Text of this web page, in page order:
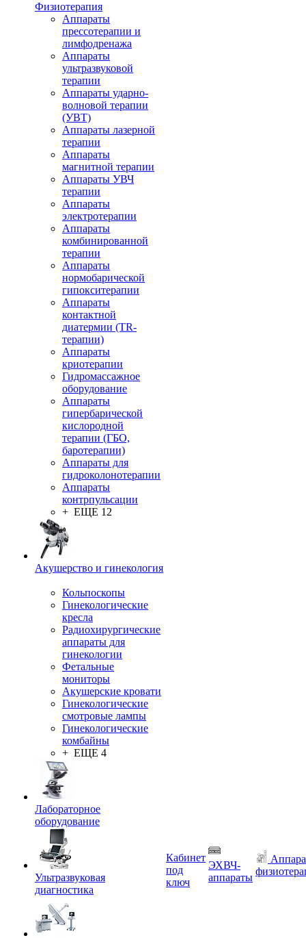
Физиотерапия
Аппараты
прессотерапии и
лимфодренажа
Аппараты
ультразвуковой
терапии
Аппараты ударно-
волновой терапии
(УВТ)
Аппараты лазерной
терапии
Аппараты
магнитной терапии
Аппараты УВЧ
терапии
Аппараты
электротерапии
Аппараты
комбинированной
терапии
Аппараты
нормобарической
гипокситерапии
Аппараты
контактной
диатермии (TR-
терапии)
Аппараты
криотерапии
Гидромассажное
оборудование
Аппараты
гипербарической
кислородной
терапии (ГБО,
баротерапии)
Аппараты для
гидроколонотерапии
Аппараты
контрпульсации
+ ЕЩЕ 12
Акушерство и гинекология
Кольпоскопы
Гинекологические
кресла
Радиохирургические
аппараты для
гинекологии
Фетальные
мониторы
Акушерские кровати
Гинекологические
смотровые лампы
Гинекологические
комбайны
+ ЕЩЕ 4
Лабораторное
оборудование
Ультразвуковая
диагностика
Кабинет
под
ключ
ЭХВЧ-
аппараты